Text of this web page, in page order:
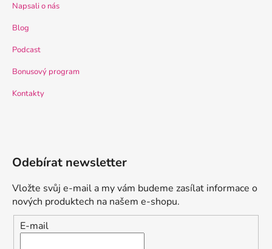
Napsali o nás
Blog
Podcast
Bonusový program
Kontakty
Odebírat newsletter
Vložte svůj e-mail a my vám budeme zasílat informace o
nových produktech na našem e-shopu.
E-mail